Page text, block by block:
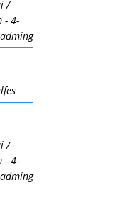
/
- 4-
/
- 4-